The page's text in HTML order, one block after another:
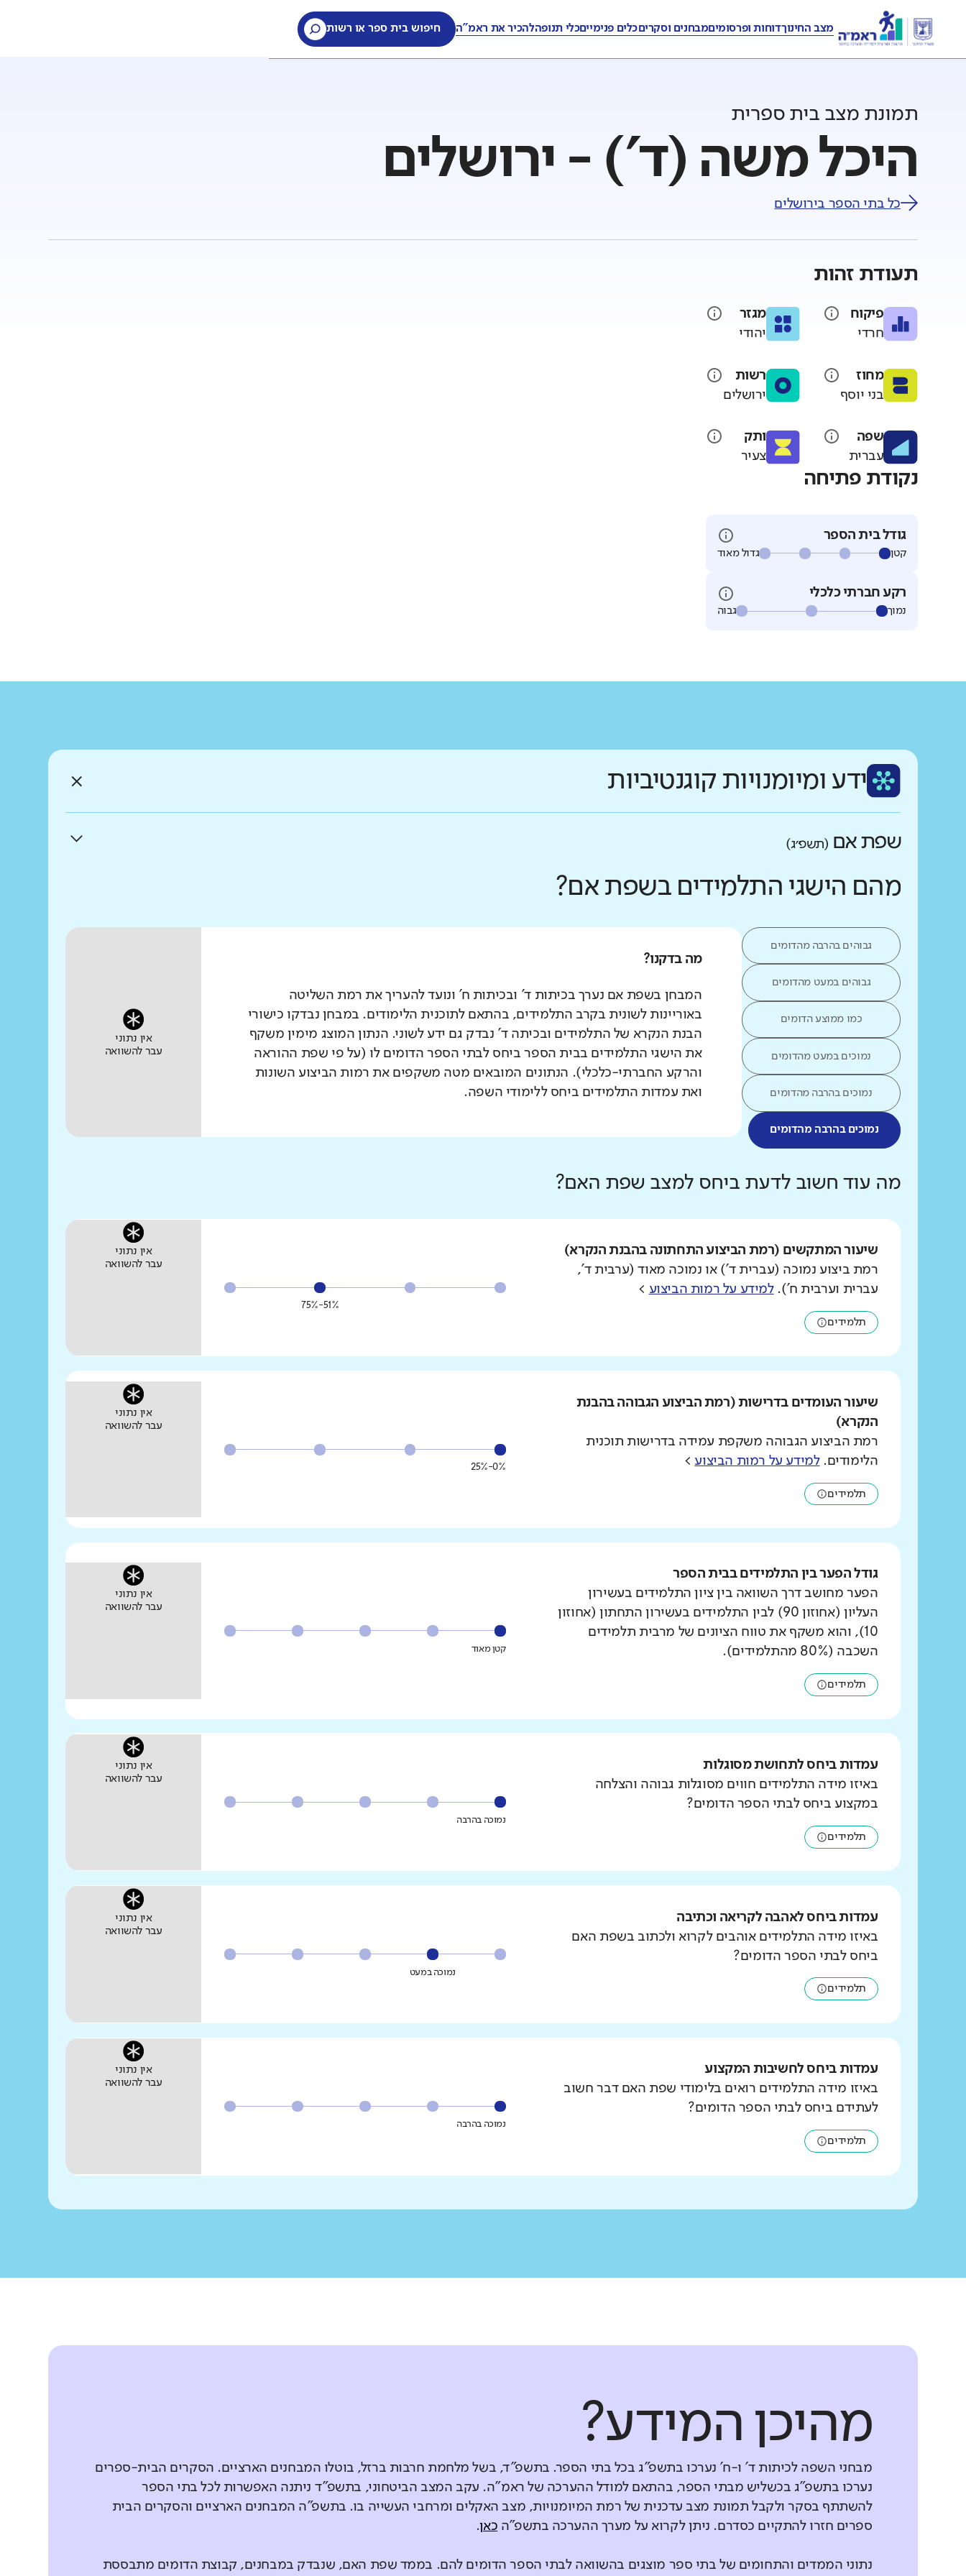
מצב החינוךדוחות ופרסומיםמבחנים וסקריםכלים פנימייםכלי תנופהלהכיר את ראמ"ה חיפוש בית ספר או רשות
תמונת מצב בית ספרית
היכל משה (ד') - ירושלים
כל בתי הספר בירושלים
תעודת זהות
פיקוח
חרדי
מגזר
יהודי
מחוז
בני יוסף
רשות
ירושלים
שפה
עברית
ותק
צעיר
נקודת פתיחה
גודל בית הספר
גדול מאוד קטן
רקע חברתי כלכלי
גבוה נמוך
ידע ומיומנויות קוגנטיביות
שפת אם (תשפ״ג)
מהם הישגי התלמידים בשפת אם?
גבוהים בהרבה מהדומים
גבוהים במעט מהדומים
כמו ממוצע הדומים
נמוכים במעט מהדומים
נמוכים בהרבה מהדומים
נמוכים בהרבה מהדומים
מה בדקנו?
המבחן בשפת אם נערך בכיתות ד' ובכיתות ח' ונועד להעריך את רמת השליטה
באוריינות לשונית בקרב התלמידים, בהתאם לתוכנית הלימודים. במבחן נבדקו כישורי
הבנת הנקרא של התלמידים ובכיתה ד' נבדק גם ידע לשוני. הנתון המוצג מימין משקף
את הישגי התלמידים בבית הספר ביחס לבתי הספר הדומים לו (על פי שפת ההוראה
והרקע החברתי-כלכלי). הנתונים המובאים מטה משקפים את רמות הביצוע השונות
ואת עמדות התלמידים ביחס ללימודי השפה.
אין נתוני
עבר להשוואה
מה עוד חשוב לדעת ביחס למצב שפת האם?
שיעור המתקשים (רמת הביצוע התחתונה בהבנת הנקרא)
רמת ביצוע נמוכה (עברית ד') או נמוכה מאוד (ערבית ד',
עברית וערבית ח').למידע על רמות הביצוע >
תלמידים
51%-75%
אין נתוני
עבר להשוואה
שיעור העומדים בדרישות (רמת הביצוע הגבוהה בהבנת
הנקרא)
רמת הביצוע הגבוהה משקפת עמידה בדרישות תוכנית
הלימודים.למידע על רמות הביצוע >
תלמידים
0%-25%
אין נתוני
עבר להשוואה
גודל הפער בין התלמידים בבית הספר
הפער מחושב דרך השוואה בין ציון התלמידים בעשירון
העליון (אחוזון 90) לבין התלמידים בעשירון התחתון (אחוזון
10), והוא משקף את טווח הציונים של מרבית תלמידים
השכבה (80% מהתלמידים).
תלמידים
קטן מאוד
אין נתוני
עבר להשוואה
עמדות ביחס לתחושת מסוגלות
באיזו מידה התלמידים חווים מסוגלות גבוהה והצלחה
במקצוע ביחס לבתי הספר הדומים?
תלמידים
נמוכה בהרבה
אין נתוני
עבר להשוואה
עמדות ביחס לאהבה לקריאה וכתיבה
באיזו מידה התלמידים אוהבים לקרוא ולכתוב בשפת האם
ביחס לבתי הספר הדומים?
תלמידים
נמוכה במעט
אין נתוני
עבר להשוואה
עמדות ביחס לחשיבות המקצוע
באיזו מידה התלמידים רואים בלימודי שפת האם דבר חשוב
לעתידם ביחס לבתי הספר הדומים?
תלמידים
נמוכה בהרבה
אין נתוני
עבר להשוואה
מהיכן המידע?
מבחני השפה לכיתות ד' ו-ח' נערכו בתשפ"ג בכל בתי הספר. בתשפ"ד, בשל מלחמת חרבות ברזל, בוטלו המבחנים הארציים. הסקרים הבית-ספרים
נערכו בתשפ"ג בכשליש מבתי הספר, בהתאם למודל ההערכה של ראמ"ה. עקב המצב הביטחוני, בתשפ"ד ניתנה האפשרות לכל בתי הספר
להשתתף בסקר ולקבל תמונת מצב עדכנית של רמת המיומנויות, מצב האקלים ומרחבי העשייה בו. בתשפ"ה המבחנים הארציים והסקרים הבית
ספרים חזרו להתקיים כסדרם. ניתן לקרוא על מערך ההערכה בתשפ"ה כאן.
נתוני הממדים והתחומים של בתי ספר מוצגים בהשוואה לבתי הספר הדומים להם. בממד שפת האם, שנבדק במבחנים, קבוצת הדומים מתבססת